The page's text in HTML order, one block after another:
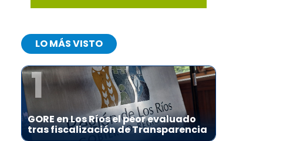
LO MÁS VISTO
1
GORE en Los Ríos el peor evaluado
tras fiscalización de Transparencia